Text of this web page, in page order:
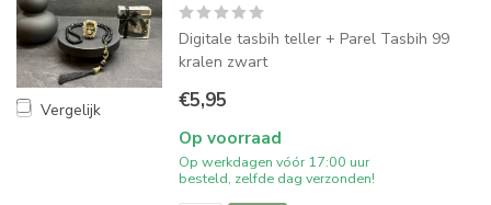
Vergelijk
Digitale tasbih teller + Parel Tasbih 99
kralen zwart
€5,95
Op voorraad
Op werkdagen vóór 17:00 uur
besteld, zelfde dag verzonden!